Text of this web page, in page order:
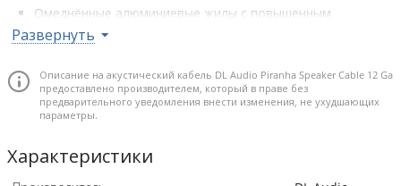
Омеднённые алюминиевые жилы с повышенным
содержанием меди обеспечивают надёжную
Сечение 12 Ga (2×3.31 мм²) подходит для подключения
мощной акустики с минимальными потерями.
Силиконовая изоляция устойчива к низким
монтировать даже в мороз.
Соответствие стандарту AWG гарантирует стабильные
Развернуть
Описание на акустический кабель DL Audio Piranha Speaker Cable 12 Ga
предоставлено производителем, который в праве без
предварительного уведомления внести изменения, не ухудшающих
параметры.
Характеристики